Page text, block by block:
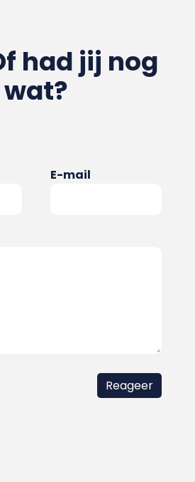
had jij nog
wat?
E-mail